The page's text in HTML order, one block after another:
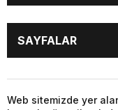
KÜNYE
SAYFALAR
Web sitemizde yer